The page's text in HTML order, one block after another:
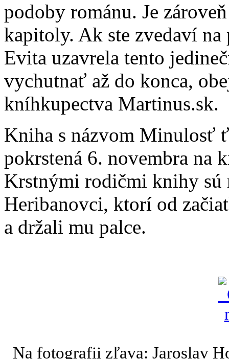
podoby románu. Je
kapitoly. Ak ste zvedaví
Evita uzavrela tento
vychutnať až do konca,
kníhkupectva Martinus.sk.
Kniha s názvom Minulosť
pokrstená 6. novembra
Krstnými rodičmi knihy sú
Heribanovci, ktorí od
a držali mu palce.
Na fotografii zľava: Jaroslav